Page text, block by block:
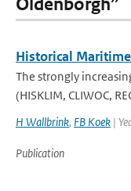
Oldenborgh”
Historical
The strongly
(HISKLIM, CLIWOC,
H Wallbrink, FB Koek |
Publication